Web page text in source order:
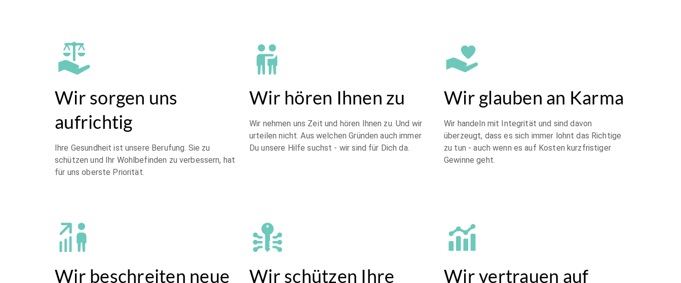
Wir sorgen uns
aufrichtig
Ihre Gesundheit ist unsere Berufung. Sie zu
schützen und Ihr Wohlbefinden zu verbessern, hat
für uns oberste Priorität.
Wir hören Ihnen zu
Wir nehmen uns Zeit und hören Ihnen zu. Und wir
urteilen nicht. Aus welchen Gründen auch immer
Du unsere Hilfe suchst - wir sind für Dich da.
Wir glauben an Karma
Wir handeln mit Integrität und sind davon
überzeugt, dass es sich immer lohnt das Richtige
zu tun - auch wenn es auf Kosten kurzfristiger
Gewinne geht.
Wir beschreiten neue
Wir schützen Ihre
Wir vertrauen auf